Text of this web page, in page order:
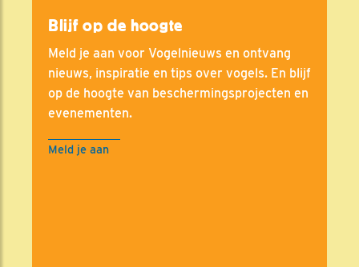
Blijf op de hoogte
Meld je aan voor Vogelnieuws en ontvang
nieuws, inspiratie en tips over vogels. En blijf
op de hoogte van beschermingsprojecten en
evenementen.
Meld je aan